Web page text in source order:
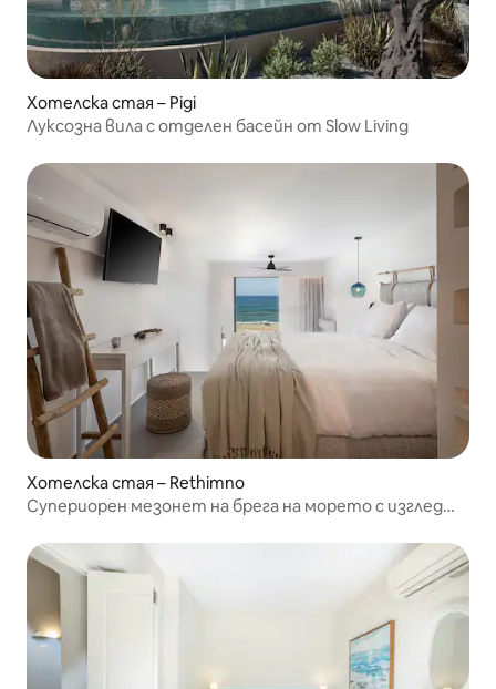
Хотелска стая – Pigi
Луксозна вила с отделен басейн от Slow Living
Хотелска стая – Rethimno
Супериорен мезонет на брега на морето с изглед